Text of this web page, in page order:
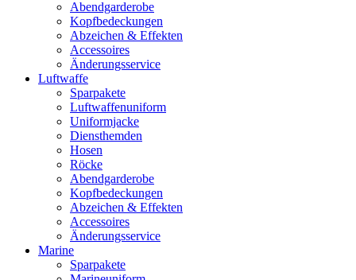
Abendgarderobe
Kopfbedeckungen
Abzeichen & Effekten
Accessoires
Änderungsservice
Luftwaffe
Sparpakete
Luftwaffenuniform
Uniformjacke
Diensthemden
Hosen
Röcke
Abendgarderobe
Kopfbedeckungen
Abzeichen & Effekten
Accessoires
Änderungsservice
Marine
Sparpakete